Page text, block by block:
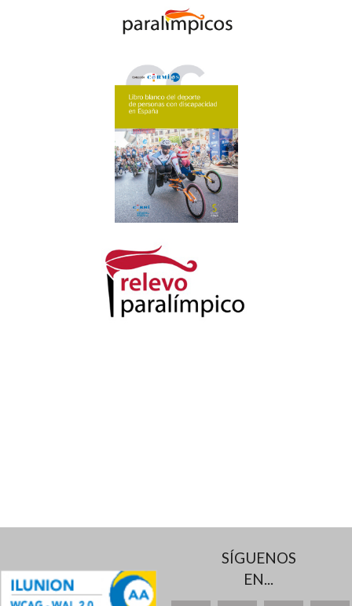
SÍGUENOS
EN...